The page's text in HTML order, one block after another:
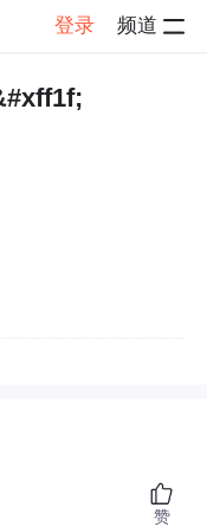
登录 频道
赞